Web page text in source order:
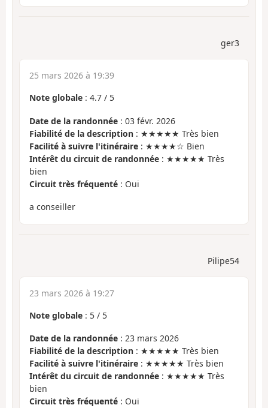
ger3
25 mars 2026 à 19:39
Note globale : 4.7 / 5
Date de la randonnée : 03 févr. 2026
Fiabilité de la description : ★★★★★ Très bien
Facilité à suivre l'itinéraire : ★★★★☆ Bien
Intérêt du circuit de randonnée : ★★★★★ Très
bien
Circuit très fréquenté : Oui
a conseiller
Pilipe54
23 mars 2026 à 19:27
Note globale : 5 / 5
Date de la randonnée : 23 mars 2026
Fiabilité de la description : ★★★★★ Très bien
Facilité à suivre l'itinéraire : ★★★★★ Très bien
Intérêt du circuit de randonnée : ★★★★★ Très
bien
Circuit très fréquenté : Oui